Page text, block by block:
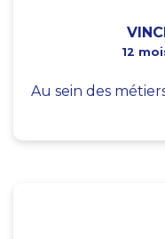
12
Au sein des